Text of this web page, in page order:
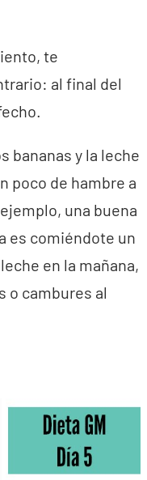
te
al final del
bananas y la leche
poco de hambre a
una buena
es comiéndote un
en la mañana,
o cambures al